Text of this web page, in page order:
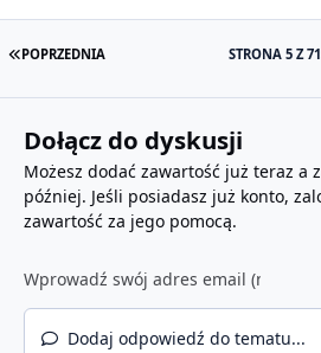
PIERWSZA STRONA
POPRZEDNIA STRONA 5 Z
Dołącz do dyskusji
Możesz dodać zawartość już teraz a
później. Jeśli posiadasz już konto,
zawartość za jego pomocą.
Dodaj odpowiedź do tematu...